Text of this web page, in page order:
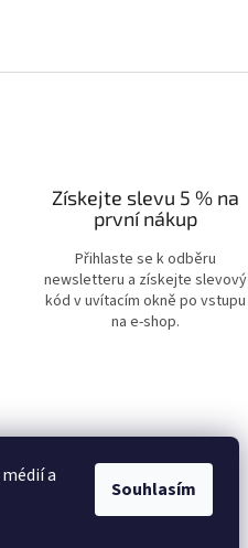
a
Souhlasím
Získejte slevu 5 % na
první nákup
Přihlaste se k odběru
newsletteru a získejte slevový
kód v uvítacím okně po vstupu
na e-shop.